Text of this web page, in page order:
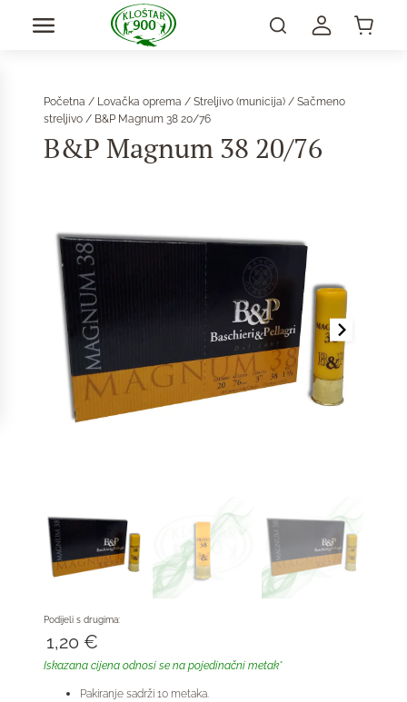
Početna / Lovačka oprema / Streljivo (municija) / Sačmeno
streljivo / B&P Magnum 38 20/76
B&P Magnum 38 20/76
Podijeli s drugima:
1,20 €
Iskazana cijena odnosi se na pojedinačni metak*
Pakiranje sadrži 10 metaka.